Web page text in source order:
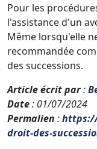
Pour les
l'assistance d'un
Même lorsqu'elle
recommandée
des successions.
Article écrit par:
Date: 01/07/2024
Permalien :
droit-des-